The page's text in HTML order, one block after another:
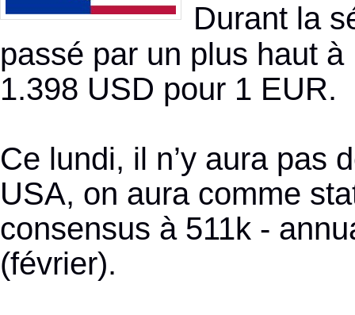
Durant la
passé par un plus haut
1.398 USD pour 1 EUR.
Ce lundi, il n’y aura pas
USA, on aura comme
consensus à 511k -
(février).